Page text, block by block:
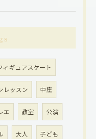
ィギュアスケート
レッスン 中庄
エ 教室 公演
大人 子ども